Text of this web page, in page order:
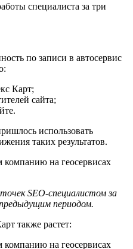
специалиста за три
по записи в автосервис
Карт;
сайта;
использовать
таких результатов.
SEO-специалистом за
периодом.
также растет: